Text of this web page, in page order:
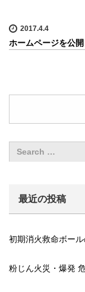
2017.4.4
ホームページを公開
最近の投稿
初期消火救命ボー
粉じん火災・爆発